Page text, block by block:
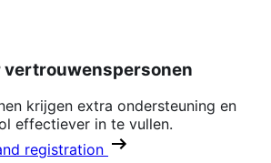
vertrouwenspersonen
krijgen extra ondersteuning en
effectiever in te vullen.
registration